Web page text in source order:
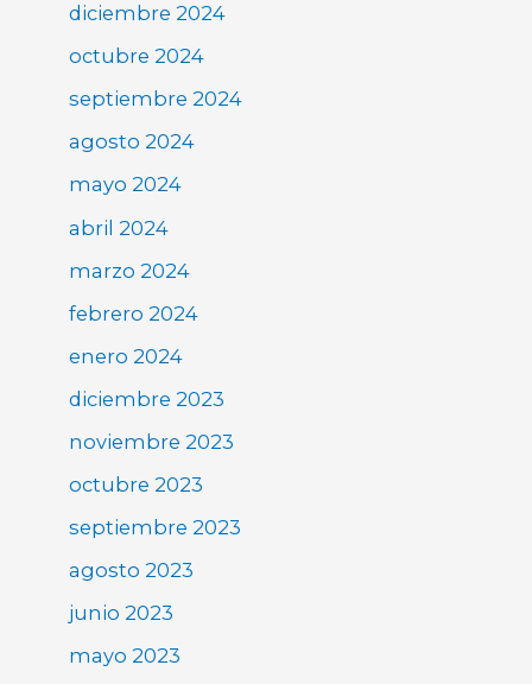
diciembre 2024
octubre 2024
septiembre 2024
agosto 2024
mayo 2024
abril 2024
marzo 2024
febrero 2024
enero 2024
diciembre 2023
noviembre 2023
octubre 2023
septiembre 2023
agosto 2023
junio 2023
mayo 2023